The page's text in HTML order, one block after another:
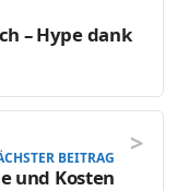
– Hype dank
BEITRAG
und Kosten